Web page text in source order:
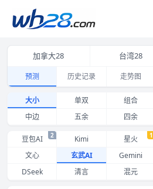
加拿大28 台湾28
预测 历史记录 走势图
新加坡28大小预测 玄武AI 近期命中记
大小 单双 组合
中边
五余 四余
豆包AI 2 Kimi 星火 1
文心
玄武AI Gemini
DSeek 清言 混元